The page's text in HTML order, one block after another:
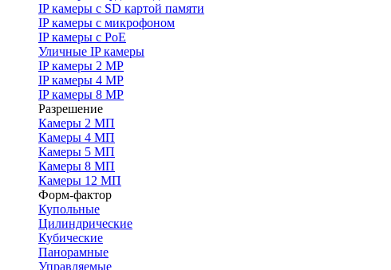
IP камеры с SD картой памяти
IP камеры с микрофоном
IP камеры с PoE
Уличные IP камеры
IP камеры 2 MP
IP камеры 4 MP
IP камеры 8 MP
Разрешение
Камеры 2 МП
Камеры 4 МП
Камеры 5 МП
Камеры 8 МП
Камеры 12 МП
Форм-фактор
Купольные
Цилиндрические
Кубические
Панорамные
Управляемые